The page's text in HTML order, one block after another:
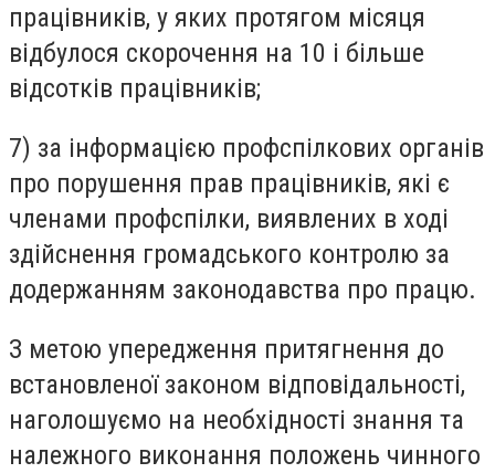
працівників, у яких протягом місяця
відбулося скорочення на 10 і більше
відсотків працівників;
7) за інформацією профспілкових органів
про порушення прав працівників, які є
членами профспілки, виявлених в ході
здійснення громадського контролю за
додержанням законодавства про працю.
З метою упередження притягнення до
встановленої законом відповідальності,
наголошуємо на необхідності знання та
належного виконання положень чинного